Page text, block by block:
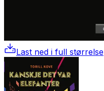
Last ned i full størrelse